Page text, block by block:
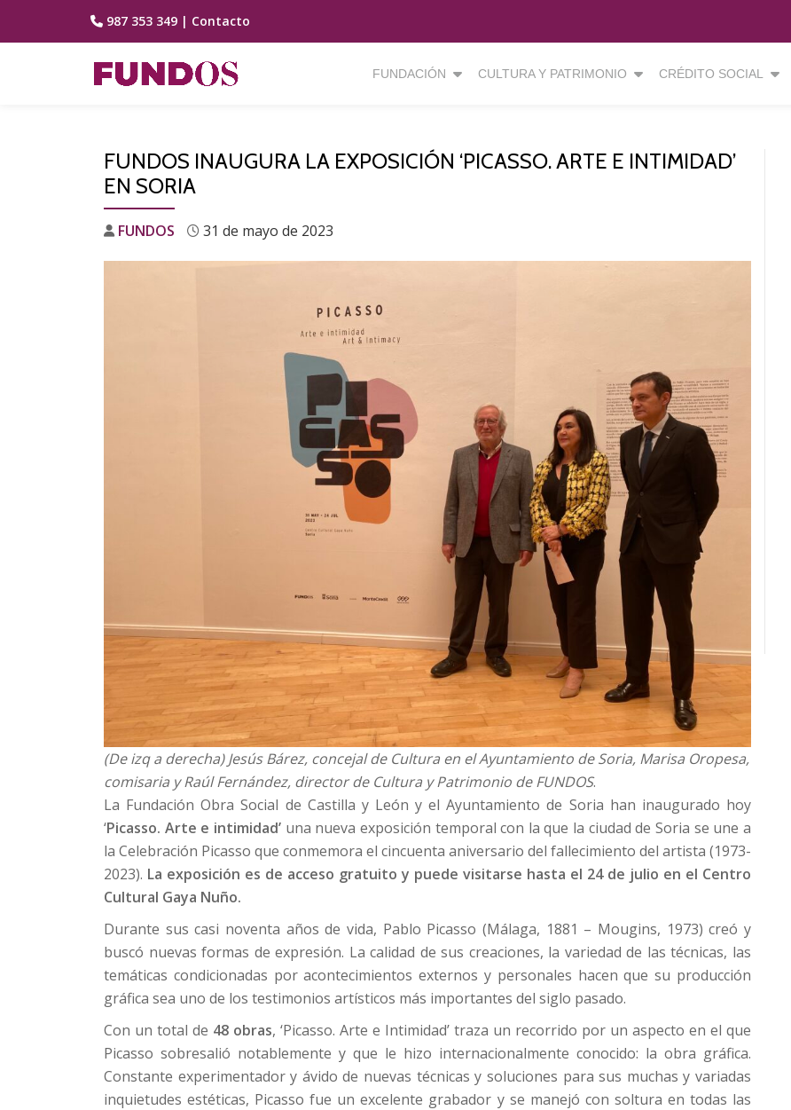
Saltar
987 353 349 | Contacto
FUNDACIÓN CULTURA Y PATRIMONIO CRÉDITO SOCIAL
FUNDOS INAUGURA LA EXPOSICIÓN ‘PICASSO. ARTE E INTIMIDAD’
EN SORIA
FUNDOS 31 de mayo de 2023
(De izq a derecha) Jesús Bárez, concejal de Cultura en el Ayuntamiento de Soria, Marisa Oropesa,
comisaria y Raúl Fernández, director de Cultura y Patrimonio de FUNDOS.
La Fundación Obra Social de Castilla y León y el Ayuntamiento de Soria han inaugurado hoy
‘Picasso. Arte e intimidad’una nueva exposición temporal con la que la ciudad de Soria se une a
la Celebración Picasso que conmemora el cincuenta aniversario del fallecimiento del artista (1973-
2023). La exposición es de acceso gratuito y puede visitarse hasta el 24 de julio en el Centro
Cultural Gaya Nuño.
Durante sus casi noventa años de vida, Pablo Picasso (Málaga, 1881 – Mougins, 1973) creó y
buscó nuevas formas de expresión. La calidad de sus creaciones, la variedad de las técnicas, las
temáticas condicionadas por acontecimientos externos y personales hacen que su producción
gráfica sea uno de los testimonios artísticos más importantes del siglo pasado.
Con un total de 48 obras, ‘Picasso. Arte e Intimidad’ traza un recorrido por un aspecto en el que
Picasso sobresalió notablemente y que le hizo internacionalmente conocido: la obra gráfica.
Constante experimentador y ávido de nuevas técnicas y soluciones para sus muchas y variadas
inquietudes estéticas, Picasso fue un excelente grabador y se manejó con soltura en todas las